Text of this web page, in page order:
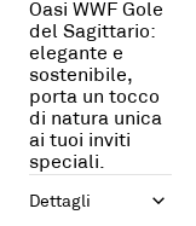
Oasi WWF Gole
del Sagittario:
elegante e
sostenibile,
porta un tocco
di natura unica
ai tuoi inviti
speciali.
Dettagli